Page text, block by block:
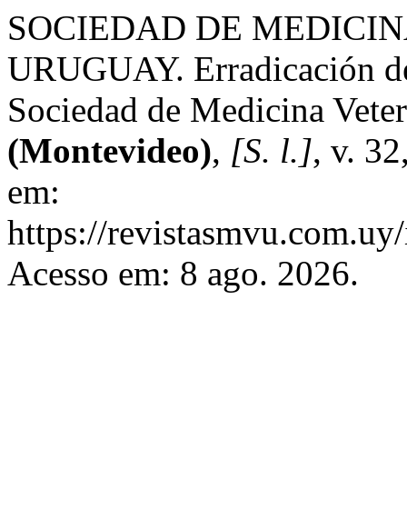
SOCIEDAD DE
URUGUAY. Erradicación
Sociedad de Medicina
(Montevideo), [S. l.], v.
em:
https://
Acesso em: 8 ago. 2026.